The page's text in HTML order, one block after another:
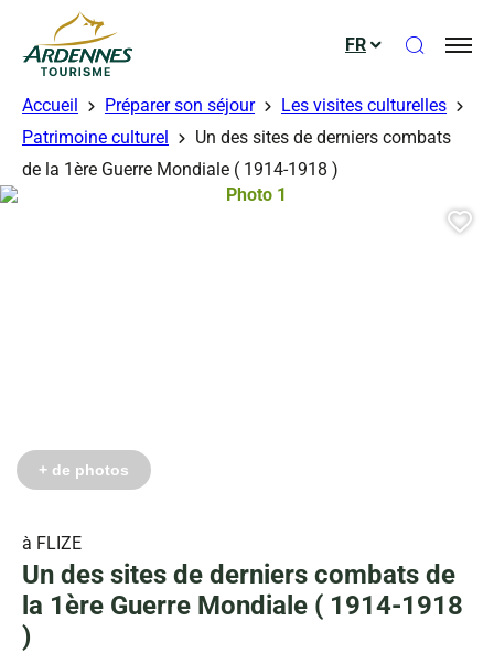
ADT des Ardennes
FR Ouvrir
Accueil Préparer son séjour
Les visites culturelles
Patrimoine culturel
Un des sites de derniers combats
de la 1ère Guerre Mondiale ( 1914-1918 )
à FLIZE
Un des sites de derniers combats de
la 1ère Guerre Mondiale ( 1914-1918
)
Photo 1, © Droits gérés – Mairie de
+ de photos